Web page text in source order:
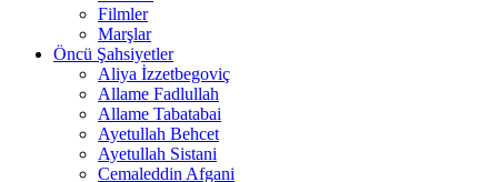
Filmler
Marşlar
Öncü Şahsiyetler
Aliya İzzetbegoviç
Allame Fadlullah
Allame Tabatabai
Ayetullah Behcet
Ayetullah Sistani
Cemaleddin Afgani